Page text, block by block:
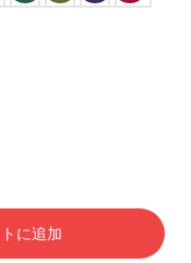
に追加